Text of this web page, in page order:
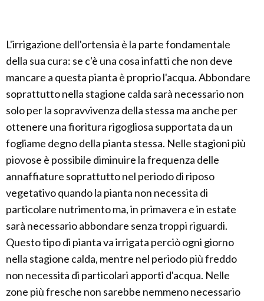
L'irrigazione dell'ortensia è la parte fondamentale
della sua cura: se c'è una cosa infatti che non deve
mancare a questa pianta è proprio l'acqua. Abbondare
soprattutto nella stagione calda sarà necessario non
solo per la sopravvivenza della stessa ma anche per
ottenere una fioritura rigogliosa supportata da un
fogliame degno della pianta stessa. Nelle stagioni più
piovose è possibile diminuire la frequenza delle
annaffiature soprattutto nel periodo di riposo
vegetativo quando la pianta non necessita di
particolare nutrimento ma, in primavera e in estate
sarà necessario abbondare senza troppi riguardi.
Questo tipo di pianta va irrigata perciò ogni giorno
nella stagione calda, mentre nel periodo più freddo
non necessita di particolari apporti d'acqua. Nelle
zone più fresche non sarebbe nemmeno necessario